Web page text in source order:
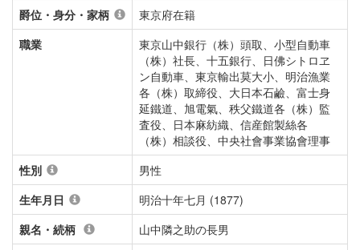
爵位・身分・家柄
東京府在籍
職業
東京山中銀行（株）頭取、小型自動車
（株）社長、十五銀行、日佛シトロヱ
ン自動車、東京輸出莫大小、明治漁業
各（株）取締役、大日本石鹼、富士身
延鐵道、旭電氣、秩父鐵道各（株）監
査役、日本麻紡織、信産館製絲各
（株）相談役、中央社會事業協會理事
性別
男性
生年月日
明治十年七月 (1877)
親名・続柄
山中隣之助の長男